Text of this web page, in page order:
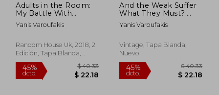
Adults in the Room:
My Battle With
Europe’S Deep
Establishment (en
Yanis Varoufakis
Random House Uk, 2018, 2
Edición, Tapa Blanda,
Nuevo
And the Weak Suffer
What They Must?:
Europe, Austerity and
the Threat to Global
Yanis Varoufakis
Vintage, Tapa Blanda,
Nuevo